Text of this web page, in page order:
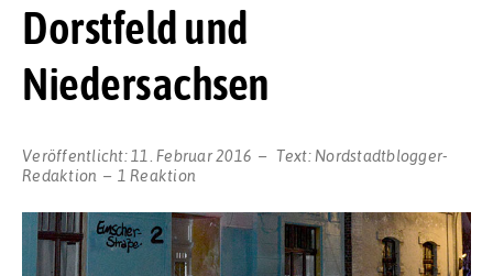
Dorstfeld und
Niedersachsen
Veröffentlicht: 11. Februar 2016 Text: Nordstadtblogger-
Redaktion
1 Reaktion